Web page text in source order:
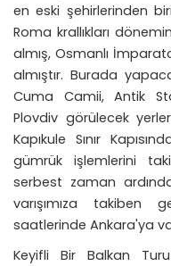
en eski şehirlerinden
Roma krallıkları
almış, Osmanlı
almıştır. Burada
Cuma Camii, Antik
Plovdiv görülecek
Kapıkule Sınır
gümrük işlemlerini
serbest zaman
varışımıza takiben
saatlerinde Ankara'ya
Keyifli Bir Balkan